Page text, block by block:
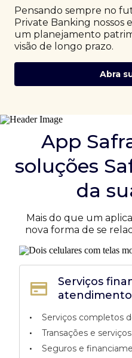
Pensando sempre no
Private Banking nossos
um planejamento
visão de longo prazo.
Abra
App
soluções
da
Mais do que um
nova forma de se
Serviços
•
Serviços completos
• Transações e
• Seguros e